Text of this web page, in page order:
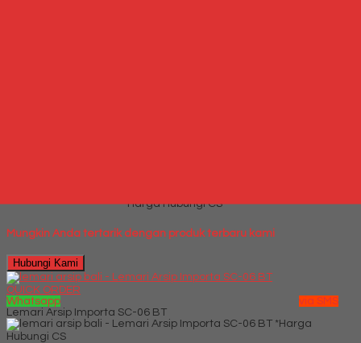
*Harga Hubungi CS
Mungkin Anda tertarik dengan produk terbaru kami
Hubungi Kami
QUICK ORDER
Whatsapp
via SMS
Lemari Arsip Importa SC-06 BT
*Harga
Hubungi CS